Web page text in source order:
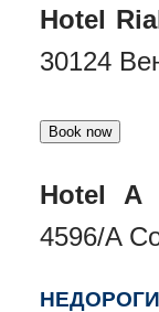
Hotel
30124
Hotel A
4596/A